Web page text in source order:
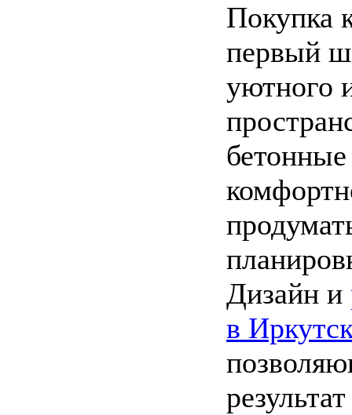
Покупка
первый
уютного
Дизайн и
в